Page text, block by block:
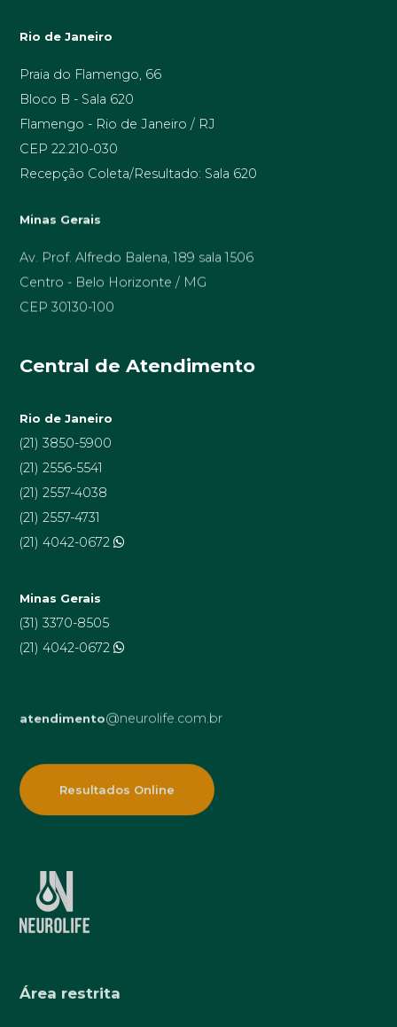
Área restrita
Rio de Janeiro
Praia do Flamengo, 66
Bloco B - Sala 620
Flamengo - Rio de Janeiro / RJ
CEP 22.210-030
Recepção Coleta/Resultado: Sala 620
Minas Gerais
Av. Prof. Alfredo Balena, 189 sala 1506
Centro - Belo Horizonte / MG
CEP 30130-100
Central de Atendimento
Rio de Janeiro
(21) 3850-5900
(21) 2556-5541
(21) 2557-4038
(21) 2557-4731
(21) 4042-0672
Minas Gerais
(31) 3370-8505
(21) 4042-0672
atendimento@neurolife.com.br
Resultados Online